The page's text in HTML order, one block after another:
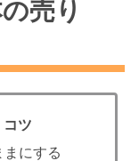
売り
ツ
にする